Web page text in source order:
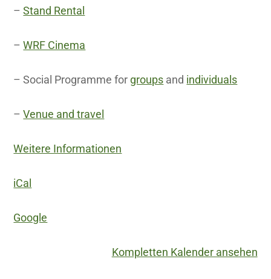
–Stand Rental
–WRF Cinema
– Social Programme for groups and individuals
–Venue and travel
Weitere Informationen
iCal
Google
Kompletten Kalender ansehen